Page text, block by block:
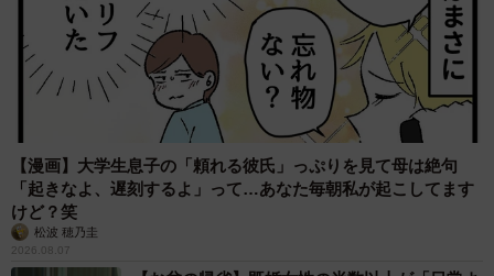
【漫画】大学生息子の「頼れる彼氏」っぷりを見て母は絶句
「起きなよ、遅刻するよ」って…あなた毎朝私が起こしてます
けど？笑
松波 穂乃圭
2026.08.07